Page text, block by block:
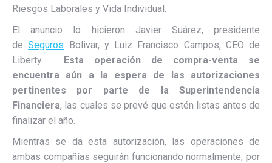
Riesgos Laborales y Vida Individual.
El anuncio lo hicieron Javier Suárez, presidente
deSeguros Bolivar, y Luiz Francisco Campos, CEO de
Liberty. Esta operación de compra-venta se
encuentra aún a la espera de las autorizaciones
pertinentes por parte de la Superintendencia
Financiera, las cuales se prevé que estén listas antes de
finalizar el año.
Mientras se da esta autorización, las operaciones de
ambas compañías seguirán funcionando normalmente, por